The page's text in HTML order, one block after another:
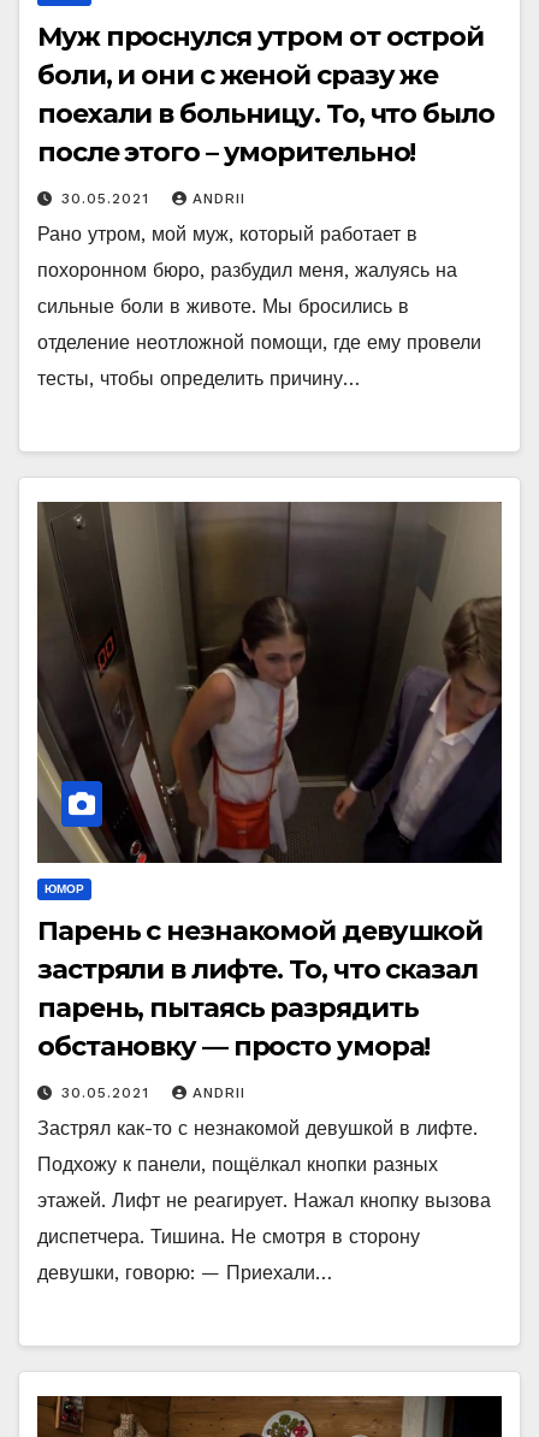
Муж проснулся утром от острой
боли, и они с женой сразу же
поехали в больницу. То, что было
после этого – уморительно!
30.05.2021 ANDRII
Рано утром, мой муж, который работает в
похоронном бюро, разбудил меня, жалуясь на
сильные боли в животе. Мы бросились в
отделение неотложной помощи, где ему провели
тесты, чтобы определить причину…
ЮМОР
Парень с незнакомой девушкой
застряли в лифте. То, что сказал
парень, пытаясь разрядить
обстановку — просто умора!
30.05.2021 ANDRII
Застрял как-то с незнакомой девушкой в лифте.
Подхожу к панели, пощёлкал кнопки разных
этажей. Лифт не реагирует. Нажал кнопку вызова
диспетчера. Тишина. Не смотря в сторону
девушки, говорю: — Приехали…